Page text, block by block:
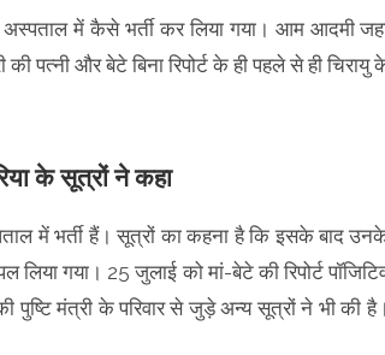
अस्पताल में कैसे भर्ती कर लिया गया। आम आदमी
पत्नी और बेटे बिना रिपोर्ट के ही पहले से ही चिरायु
के सूत्रों ने कहा
में भर्ती हैं। सूत्रों का कहना है कि इसके बाद
गया। 25 जुलाई को मां-बेटे की रिपोर्ट
पुष्टि मंत्री के परिवार से जुड़े अन्य सूत्रों ने भी की